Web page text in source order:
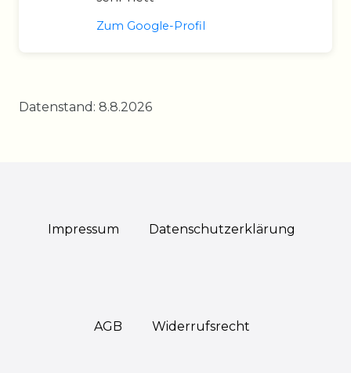
Zum Google-Profil
Datenstand: 8.8.2026
Impressum Daten­schutz­erklärung
AGB Widerrufs­recht